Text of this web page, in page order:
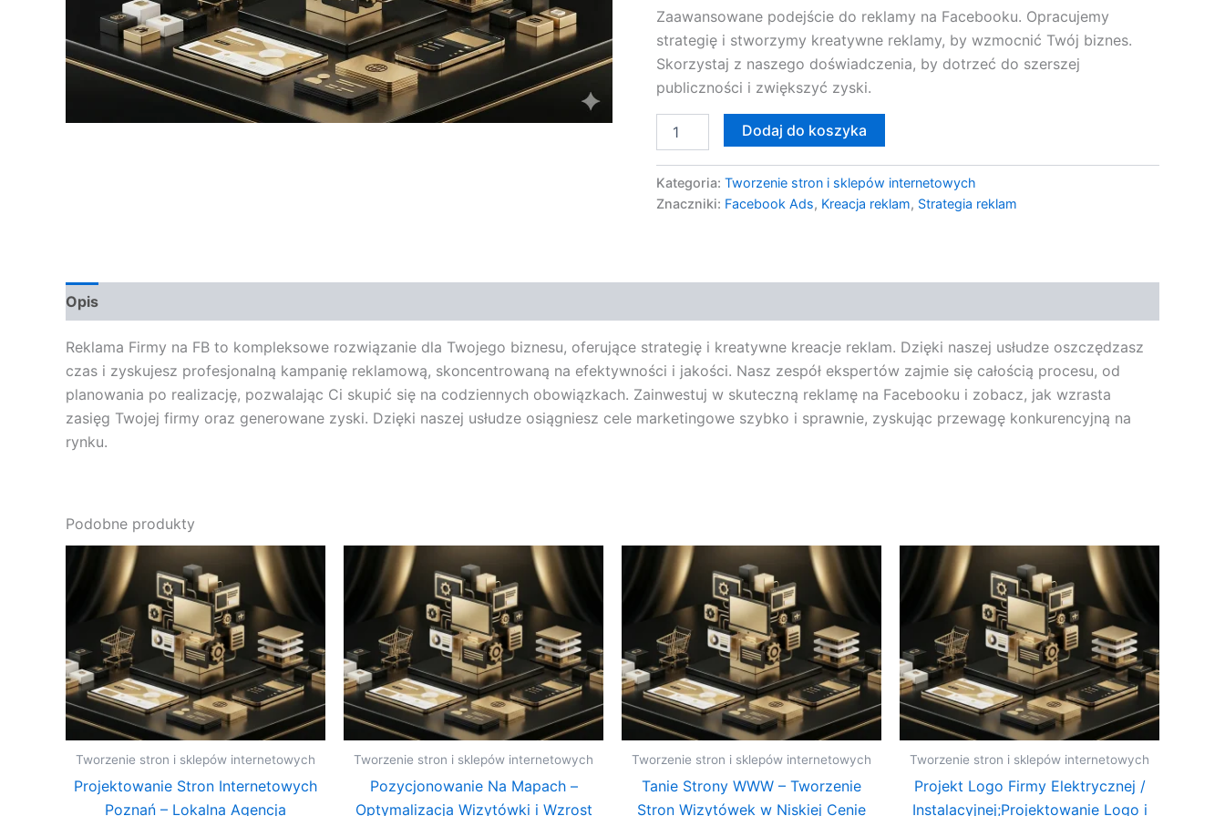
Zaawansowane podejście do reklamy na Facebooku. Opracujemy
strategię i stworzymy kreatywne reklamy, by wzmocnić Twój biznes.
Skorzystaj z naszego doświadczenia, by dotrzeć do szerszej
publiczności i zwiększyć zyski.
dla
Twojego
Biznesu
Dodaj do koszyka
Kategoria: Tworzenie stron i sklepów internetowych
Znaczniki: Facebook Ads, Kreacja reklam, Strategia reklam
Opis
Reklama Firmy na FB to kompleksowe rozwiązanie dla Twojego biznesu, oferujące strategię i kreatywne kreacje reklam. Dzięki naszej usłudze oszczędzasz
czas i zyskujesz profesjonalną kampanię reklamową, skoncentrowaną na efektywności i jakości. Nasz zespół ekspertów zajmie się całością procesu, od
planowania po realizację, pozwalając Ci skupić się na codziennych obowiązkach. Zainwestuj w skuteczną reklamę na Facebooku i zobacz, jak wzrasta
zasięg Twojej firmy oraz generowane zyski. Dzięki naszej usłudze osiągniesz cele marketingowe szybko i sprawnie, zyskując przewagę konkurencyjną na
rynku.
Podobne produkty
Tworzenie stron i sklepów internetowych
Projektowanie Stron Internetowych
Poznań – Lokalna Agencja
Tworzenie stron i sklepów internetowych
Pozycjonowanie Na Mapach –
Optymalizacja Wizytówki i Wzrost
Tworzenie stron i sklepów internetowych
Tanie Strony WWW – Tworzenie
Stron Wizytówek w Niskiej Cenie
Tworzenie stron i sklepów internetowych
Projekt Logo Firmy Elektrycznej /
Instalacyjnej;Projektowanie Logo i